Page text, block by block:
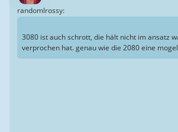
randomlrossy:
3080 ist auch schrott, die hält nicht im ansatz
verprochen hat. genau wie die 2080 eine